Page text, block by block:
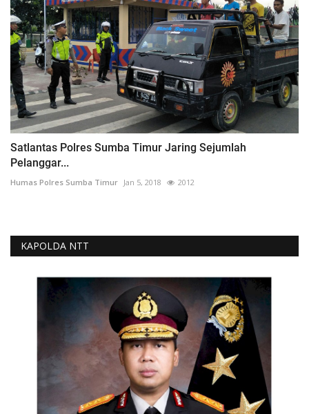
Satlantas Polres Sumba Timur Jaring Sejumlah
Pelanggar...
Humas Polres Sumba Timur Jan 5, 2018 2012
KAPOLDA NTT